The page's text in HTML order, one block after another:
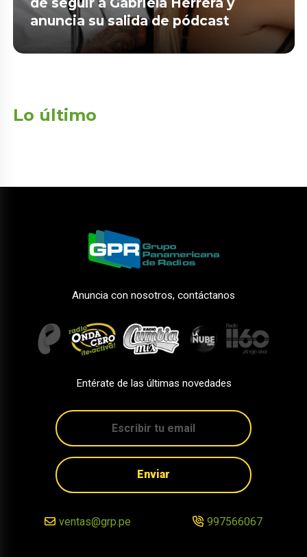
anuncia su salida de pódcast
Lo último
Anuncia con nosotros, contáctanos
Entérate de las últimas novedades
Enviar
ventas@grp.pe 997566067